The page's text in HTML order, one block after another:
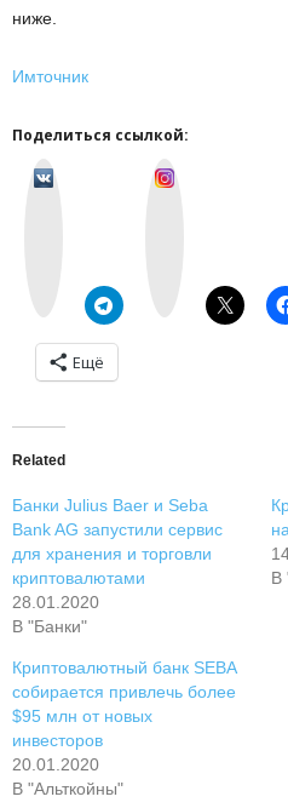
ниже.
Имточник
Поделиться ссылкой:
Ещё
Related
Банки Julius Baer и Seba
Bank AG запустили сервис
для хранения и торговли
криптовалютами
28.01.2020
В "Банки"
В
Криптовалютный банк SEBA
собирается привлечь более
$95 млн от новых
инвесторов
20.01.2020
В "Альткойны"